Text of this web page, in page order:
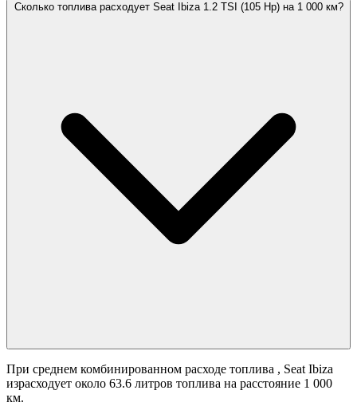
Сколько топлива расходует Seat Ibiza 1.2 TSI (105 Hp) на 1 000 км?
При среднем комбинированном расходе топлива , Seat Ibiza
израсходует около 63.6 литров топлива на расстояние 1 000
км.